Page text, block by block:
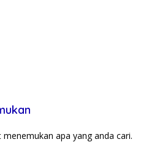
apa yang anda cari.